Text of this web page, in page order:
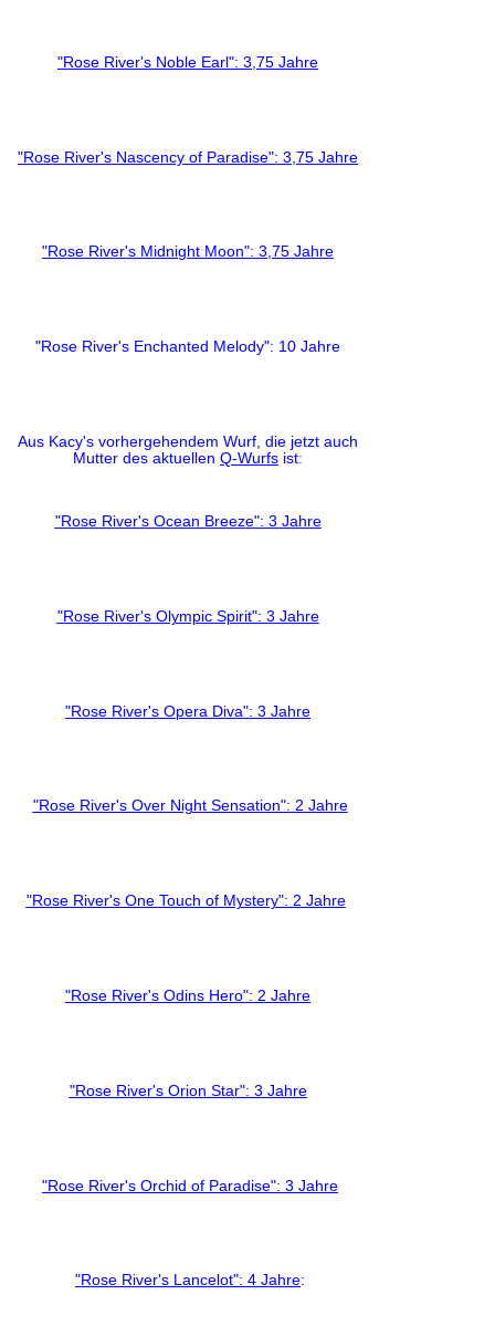
"Rose River's Noble Earl": 3,75 Jahre
"Rose River's Nascency of Paradise": 3,75 Jahre
"Rose River's Midnight Moon": 3,75 Jahre
"Rose River's Enchanted Melody": 10 Jahre
Aus Kacy's vorhergehendem Wurf, die jetzt auch
Mutter des aktuellen Q-Wurfs ist:
"Rose River's Ocean Breeze": 3 Jahre
"Rose River's Olympic Spirit": 3 Jahre
"Rose River's Opera Diva": 3 Jahre
"Rose River's Over Night Sensation": 2 Jahre
"Rose River's One Touch of Mystery": 2 Jahre
"Rose River's Odins Hero": 2 Jahre
"Rose River's Orion Star": 3 Jahre
"Rose River's Orchid of Paradise": 3 Jahre
"Rose River's Lancelot": 4 Jahre: